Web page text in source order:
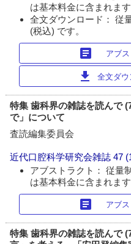
は基本料金に含まれます
全文ダウンロード： 従
(税込) です。
article アブ
download 全文ダ
特集 歯科界の雑誌を読んで
で」について
査読編集委員会
近代口腔科学研究会雑誌 47
アブストラクト： 従量
は基本料金に含まれます
article アブ
特集 歯科界の雑誌を読んで